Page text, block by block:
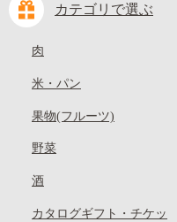
カテゴリで選ぶ
肉
米・パン
果物(フルーツ)
野菜
酒
カタログギフト・チケッ